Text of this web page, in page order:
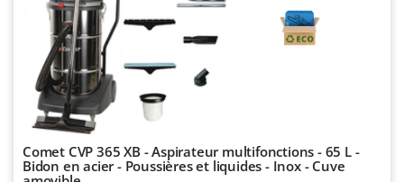
Ryobi
S.T.P.
Santos
Sbaraglia
Schnitzer
Comet CVP 365 XB - Aspirateur multifonctions - 65 L -
Bidon en acier - Poussières et liquides - Inox - Cuve